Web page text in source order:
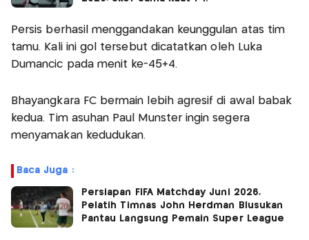
Persis berhasil menggandakan keunggulan atas tim
tamu. Kali ini gol tersebut dicatatkan oleh Luka
Dumancic pada menit ke-45+4.
Bhayangkara FC bermain lebih agresif di awal babak
kedua. Tim asuhan Paul Munster ingin segera
menyamakan kedudukan.
Baca Juga :
Persiapan FIFA Matchday Juni 2026,
Pelatih Timnas John Herdman Blusukan
Pantau Langsung Pemain Super League